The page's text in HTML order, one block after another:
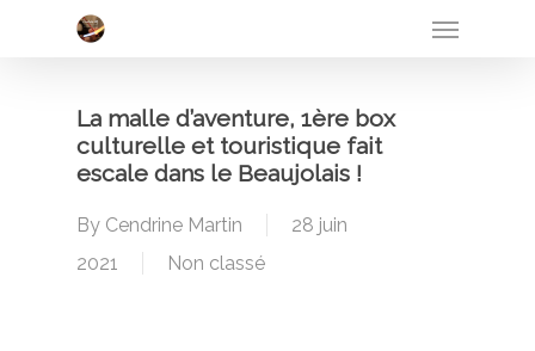
contentLa malle d’aventure, 1ère box
culturelle et touristique fait
escale dans le Beaujolais !
By Cendrine Martin
28 juin
2021
Non classé